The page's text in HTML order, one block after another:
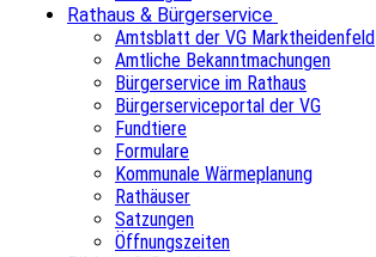
Rathaus & Bürgerservice
Amtsblatt der VG Marktheidenfeld
Amtliche Bekanntmachungen
Bürgerservice im Rathaus
Bürgerserviceportal der VG
Fundtiere
Formulare
Kommunale Wärmeplanung
Rathäuser
Satzungen
Öffnungszeiten